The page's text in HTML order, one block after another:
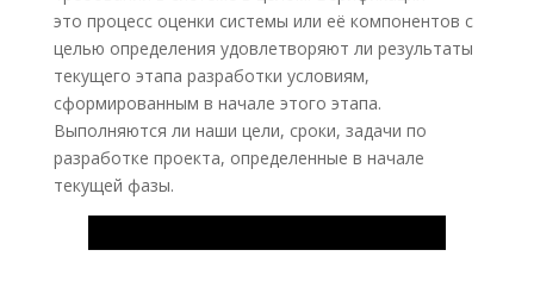
это процесс оценки системы или её компонентов с
целью определения удовлетворяют ли результаты
текущего этапа разработки условиям,
сформированным в начале этого этапа.
Выполняются ли наши цели, сроки, задачи по
разработке проекта, определенные в начале
текущей фазы.